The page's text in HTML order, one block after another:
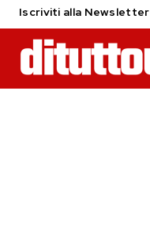
Iscriviti alla Newsletter